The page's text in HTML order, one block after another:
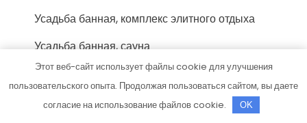
Усадьба банная, комплекс элитного отдыха
Усадьба банная, сауна
Усадьба банная, сауна
Учебный центр Миг
Этот веб-сайт использует файлы cookie для улучшения
пользовательского опыта. Продолжая пользоваться сайтом, вы даете
согласие на использование файлов cookie.
OK